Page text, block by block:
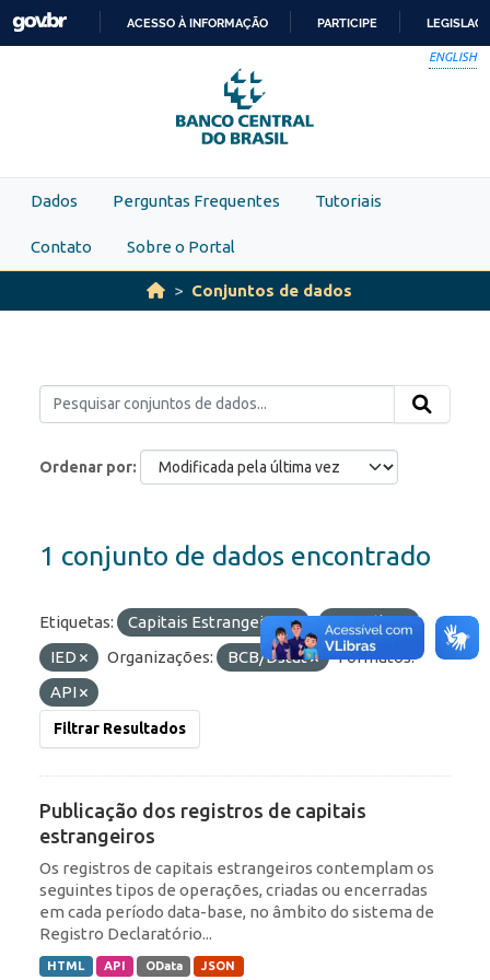
Skip to main content
PARA
O
CONTEÚDO
ACESSO À INFORMAÇÃO PARTICIPE
ENGLISH
Dados Perguntas Frequentes Tutoriais
Contato Sobre o Portal
Conjuntos de dados
Ordenar por
1 conjunto de dados encontrado
Etiquetas: Capitais Estrangeiros
Portfólio
IED
Organizações: BCB/Dstat
Formatos:
API
Filtrar Resultados
Publicação dos registros de capitais
estrangeiros
Os registros de capitais estrangeiros contemplam os
seguintes tipos de operações, criadas ou encerradas
em cada período data-base, no âmbito do sistema de
Registro Declaratório...
HTML API OData JSON